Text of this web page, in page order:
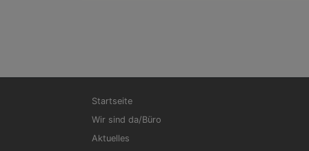
Hauptnavigation
Startseite
Wir sind da/Büro
Aktuelles